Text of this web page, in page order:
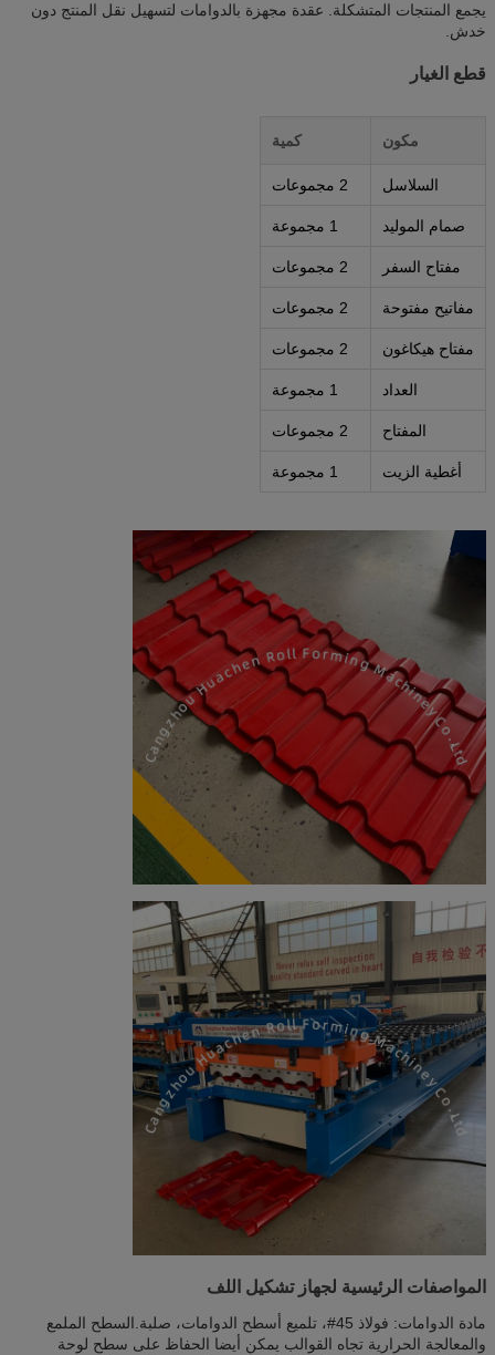
يجمع المنتجات المتشكلة. عقدة مجهزة بالدوامات لتسهيل نقل المنتج دون
خدش.
قطع الغيار
مكون كمية
السلاسل 2 مجموعات
صمام الموليد 1 مجموعة
مفتاح السفر 2 مجموعات
مفاتيح مفتوحة 2 مجموعات
مفتاح هيكاغون 2 مجموعات
العداد 1 مجموعة
المفتاح 2 مجموعات
أغطية الزيت 1 مجموعة
المواصفات الرئيسية لجهاز تشكيل اللف
مادة الدوامات: فولاذ 45#، تلميع أسطح الدوامات، صلبة.السطح الملمع
والمعالجة الحرارية تجاه القوالب يمكن أيضا الحفاظ على سطح لوحة